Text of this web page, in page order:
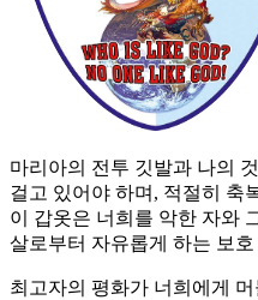
마리아의 전투 깃발과 나의
걸고 있어야 하며, 적절히 축
이 갑옷은 너희를 악한 자와
살로부터 자유롭게 하는 보
최고자의 평화가 너희에게